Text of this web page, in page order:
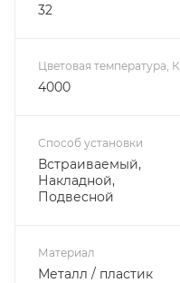
32
Цветовая температура, К
4000
Способ установки
Встраиваемый,
Накладной,
Подвесной
Материал
Металл / пластик